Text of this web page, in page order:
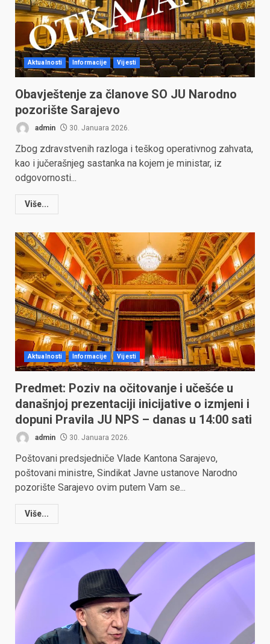
Aktualnosti Informacije Vijesti
Obavještenje za članove SO JU Narodno
pozorište Sarajevo
admin 30. Januara 2026.
Zbog zdravstvenih razloga i teškog operativnog zahvata,
kao i jučerašnjeg sastanka na kojem je ministar, iz
odgovornosti...
Više...
Aktualnosti Informacije Vijesti
Predmet: Poziv na očitovanje i učešće u
današnjoj prezentaciji inicijative o izmjeni i
dopuni Pravila JU NPS – danas u 14:00 sati
admin 30. Januara 2026.
Poštovani predsjedniče Vlade Kantona Sarajevo,
poštovani ministre, Sindikat Javne ustanove Narodno
pozorište Sarajevo ovim putem Vam se...
Više...